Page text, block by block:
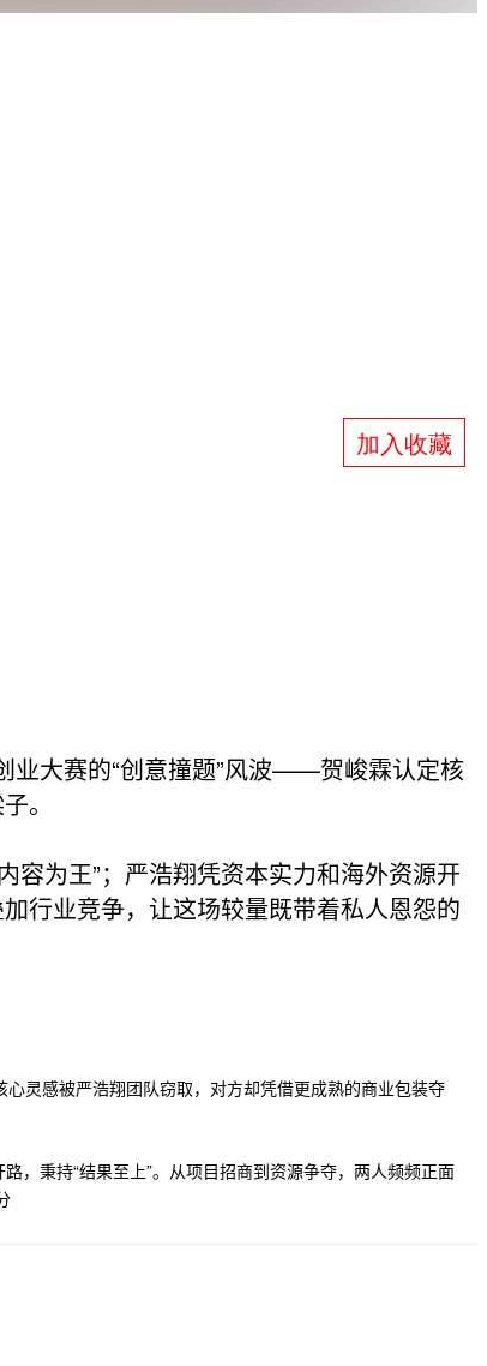
加入收藏
业大赛的“创意撞题”风波——贺峻霖认定核
。
容为王”；严浩翔凭资本实力和海外资源开
行业竞争，让这场较量既带着私人恩怨的
灵感被严浩翔团队窃取，对方却凭借更成熟的商业包装夺
，秉持“结果至上”。从项目招商到资源争夺，两人频频正面